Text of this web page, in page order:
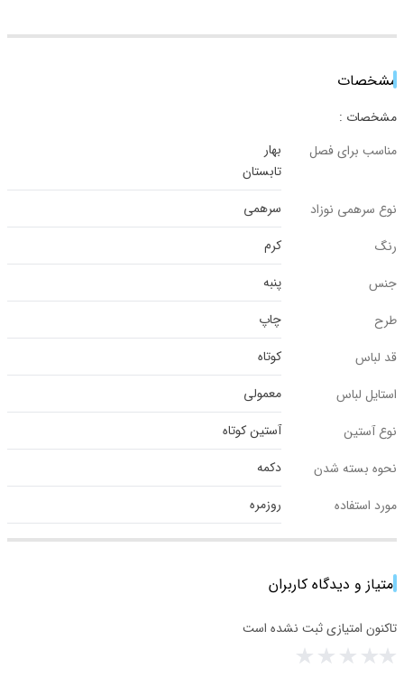
مشخصات
مشخصات :
مناسب برای فصل
بهار
تابستان
نوع سرهمی نوزاد
سرهمی
رنگ
کرم
جنس
پنبه
طرح
چاپ
قد لباس
کوتاه
استایل لباس
معمولی
نوع آستین
آستین کوتاه
نحوه بسته شدن
دکمه
مورد استفاده
روزمره
امتیاز و دیدگاه کاربران
تاکنون امتیازی ثبت نشده است